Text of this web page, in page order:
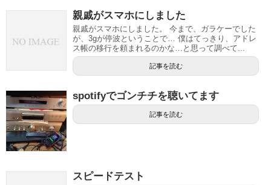
親戚がスマホにしました
親戚がスマホにしました。 今まで、ガラケーでした
が、3gが停波ということで… 僕はてっきり、アドレ
ス帳の移行を頼まれるのかな…と思って調べて...
記事を読む
spotifyでゴンチチを聴いてます
記事を読む
スピードテスト